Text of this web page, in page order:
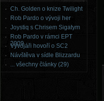
Ch. Golden o knize Twilight
Rob Pardo o vývoji her
Joystiq s Chrisem Sigatym
Rob Pardo v rámci EPT
2009
Vývojáři hovoří o SC2
Návštěva v sídle Blizzardu
... všechny články (29)